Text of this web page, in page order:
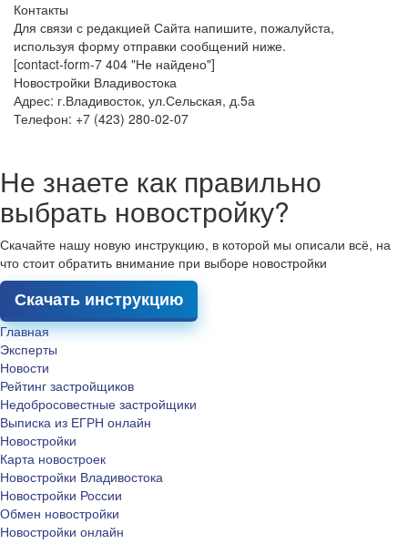
Контакты
Для связи с редакцией Сайта напишите, пожалуйста,
используя форму отправки сообщений ниже.
[contact-form-7 404 "Не найдено"]
Новостройки Владивостока
Адрес: г.Владивосток, ул.Сельская, д.5а
Телефон: +7 (423) 280-02-07
Не знаете как правильно
выбрать новостройку?
Скачайте нашу новую инструкцию, в которой мы описали всё, на
что стоит обратить внимание при выборе новостройки
Скачать инструкцию
Главная
Эксперты
Новости
Рейтинг застройщиков
Недобросовестные застройщики
Выписка из ЕГРН онлайн
Новостройки
Карта новостроек
Новостройки Владивостока
Новостройки России
Обмен новостройки
Новостройки онлайн